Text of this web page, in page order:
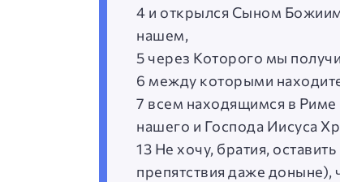
4 и открылся Сыном Божиим
нашем,
5 через Которого мы
6 между которыми
7 всем находящимся в
нашего и Господа Иисуса
13 Не хочу, братия,
препятствия даже доныне),